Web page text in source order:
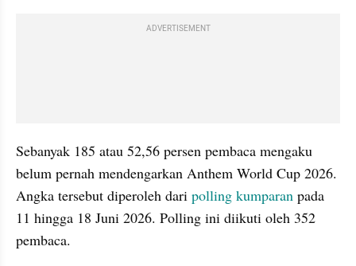
ADVERTISEMENT
Sebanyak 185 atau 52,56 persen pembaca mengaku
belum pernah mendengarkan Anthem World Cup 2026.
Angka tersebut diperoleh dari polling kumparan pada
11 hingga 18 Juni 2026. Polling ini diikuti oleh 352
pembaca.